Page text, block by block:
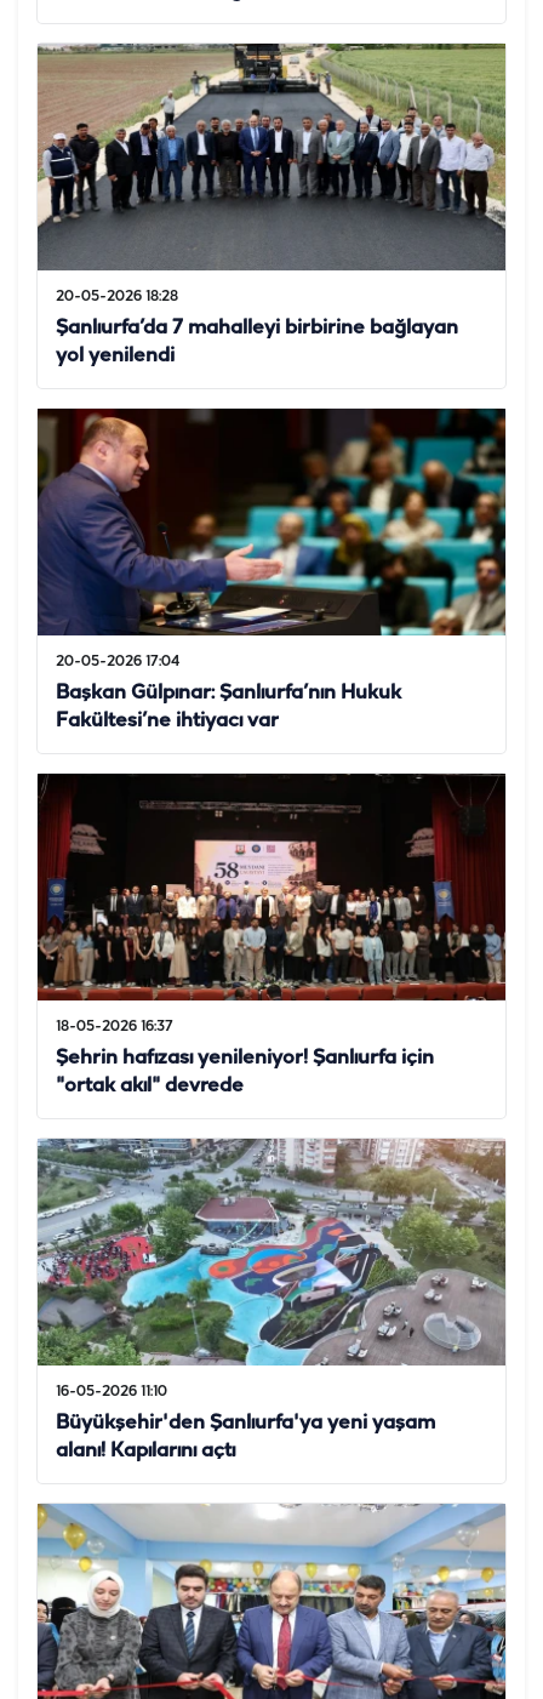
20-05-2026 18:28
Şanlıurfa’da 7 mahalleyi birbirine bağlayan
yol yenilendi
20-05-2026 17:04
Başkan Gülpınar: Şanlıurfa’nın Hukuk
Fakültesi’ne ihtiyacı var
18-05-2026 16:37
Şehrin hafızası yenileniyor! Şanlıurfa için
"ortak akıl" devrede
16-05-2026 11:10
Büyükşehir'den Şanlıurfa'ya yeni yaşam
alanı! Kapılarını açtı